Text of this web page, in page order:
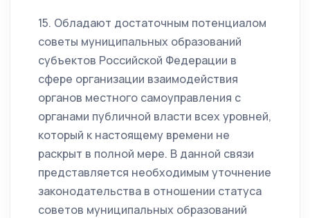
15. Обладают достаточным потенциалом
советы муниципальных образований
субъектов Российской Федерации в
сфере организации взаимодействия
органов местного самоуправления с
органами публичной власти всех уровней,
который к настоящему времени не
раскрыт в полной мере. В данной связи
представляется необходимым уточнение
законодательства в отношении статуса
советов муниципальных образований